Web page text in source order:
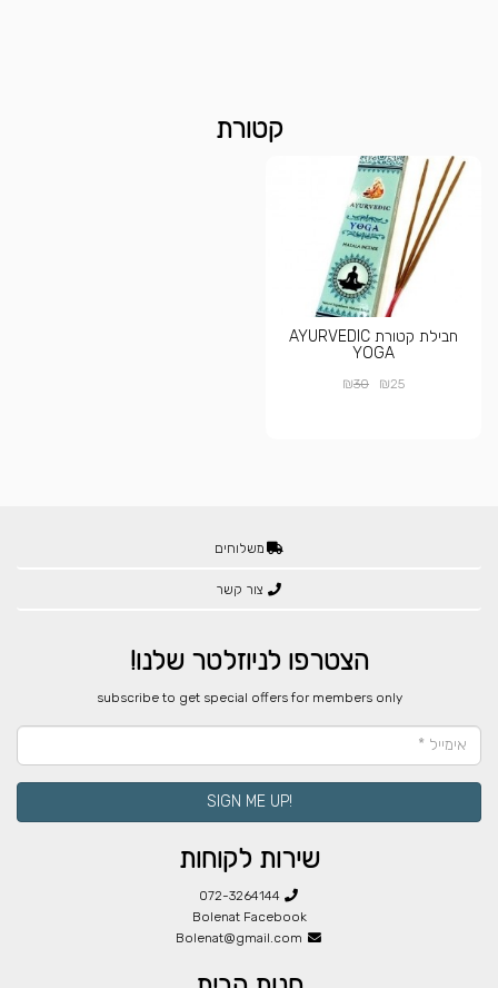
קטורת
חבילת קטורת AYURVEDIC
YOGA
₪25
₪30
משלוחים
צור קשר
הצטרפו לניוזלטר שלנו!
​subscribe to get special offers for members only
!SIGN ME UP
שירות לקוחות
072-3264144
Bolenat Facebook
Bolenat@gmail.com